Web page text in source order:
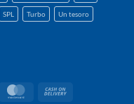
SPL Turbo Un tesoro
MasterCard